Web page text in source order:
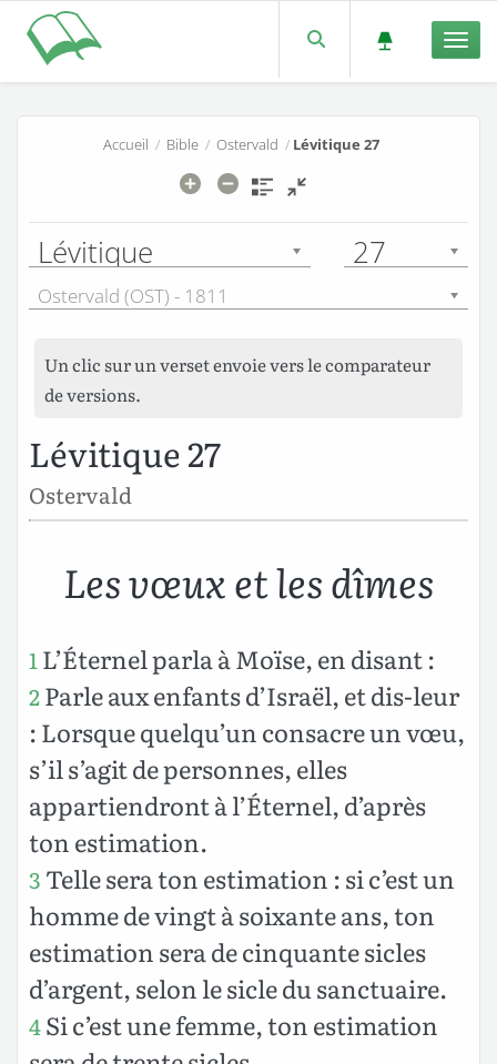
Accueil / Bible/ Ostervald / Lévitique 27
Lévitique 27
Ostervald (OST) - 1811
Un clic sur un verset envoie vers le comparateur
de versions.
Lévitique 27
Ostervald
Les vœux et les dîmes
1 L’Éternel parla à Moïse, en disant :
2Parle aux enfants d’Israël, et dis-leur
: Lorsque quelqu’un consacre un vœu,
s’il s’agit de personnes, elles
appartiendront à l’Éternel, d’après
ton estimation.
3 Telle sera ton estimation : si c’est un
homme de vingt à soixante ans, ton
estimation sera de cinquante sicles
d’argent, selon le sicle du sanctuaire.
4Si c’est une femme, ton estimation